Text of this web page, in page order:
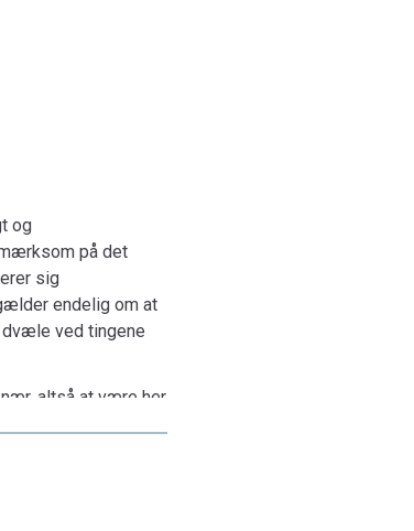
Kort sagt aktivt forholder
og
på det
sig
endelig om at
ved tingene
altså at være her
de givne